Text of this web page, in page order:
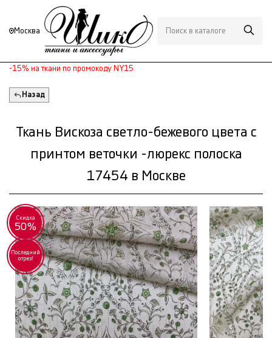
Москва
-15% на ткани по промокоду NY15
Назад
Ткань Вискоза светло-бежевого цвета с
принтом веточки -люрекс полоска
17454 в Москве
Скидка
50%
Последний
отрез!